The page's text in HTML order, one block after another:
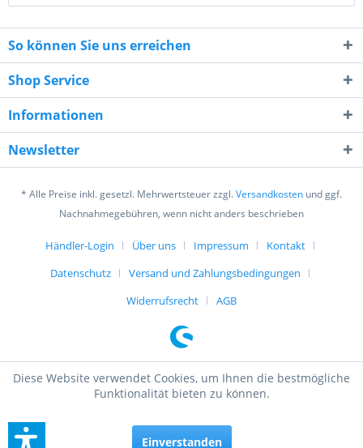
1 + 7 = ?
Mit * gekennzeichnete Felder sind Pflichtfelder.
So können Sie uns erreichen
Shop Service
Informationen
Newsletter
* Alle Preise inkl. gesetzl. Mehrwertsteuer zzgl.Versandkosten und ggf.
Nachnahmegebühren, wenn nicht anders beschrieben
Händler-Login Über uns Impressum
Kontakt
Datenschutz
Versand und Zahlungsbedingungen
Widerrufsrecht
AGB
Diese Website verwendet Cookies, um Ihnen die bestmögliche
Funktionalität bieten zu können.
Einverstanden